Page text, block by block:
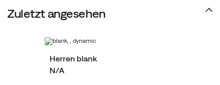
Zuletzt angesehen
Herren blank
N/A